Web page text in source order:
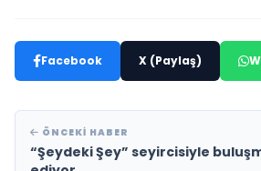
Facebook X (Paylaş)
ÖNCEKI HABER
“Şeydeki Şey” seyircisiyle